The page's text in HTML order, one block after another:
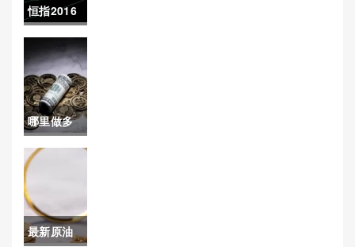
上怎么涨
价快呢)
恒指2016
年(恒指
2016年2月
12日沽空)
哪里做多
原油(哪里
油)
最新原油